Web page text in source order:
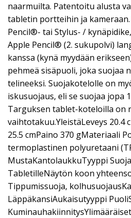
naarmuilta. Patentoitu alusta
tabletin portteihin ja
Pencil®- tai Stylus- /
Apple Pencil® (2. sukupolvi)
kanssa (kynä myydään
pehmeä sisäpuoli, joka suojaa
telineeksi. Suojakotelolle on
iskusuojaus, eli se suojaa jopa
Targuksen tablet-koteloilla on
vaihtotakuu.YleistäLeveys 20.4
25.5 cmPaino 370 gMateriaali
termoplastinen polyuretaani
MustaKantolaukkuTyyppi
TabletilleNäytön koon
Tippumissuoja,
LäppäkansiAukaisutyyppi